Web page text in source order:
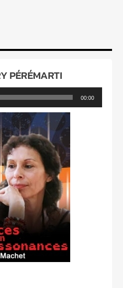
PÉRÉMARTI
00:00